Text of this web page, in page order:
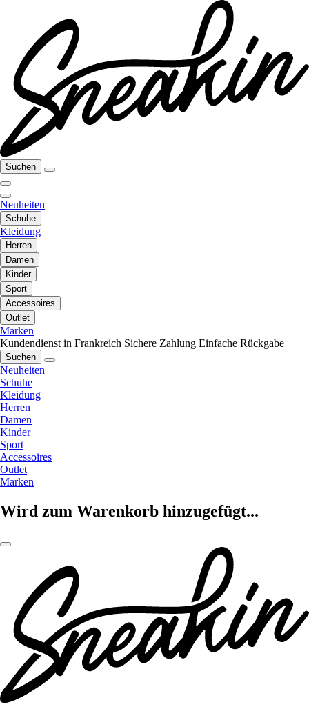
Suchen
Neuheiten
Schuhe
Kleidung
Herren
Damen
Kinder
Sport
Accessoires
Outlet
Marken
Kundendienst in Frankreich Sichere Zahlung Einfache Rückgabe
Suchen
Neuheiten
Schuhe
Kleidung
Herren
Damen
Kinder
Sport
Accessoires
Outlet
Marken
Wird zum Warenkorb hinzugefügt...